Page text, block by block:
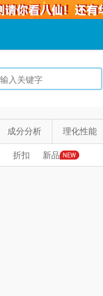
成分分析 理化性能
折扣 新品